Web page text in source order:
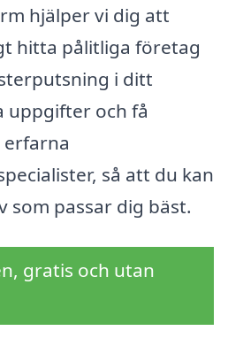
hjälper vi dig att
hitta pålitliga företag
i ditt
uppgifter och få
så att du kan
som passar dig bäst.
gratis och utan